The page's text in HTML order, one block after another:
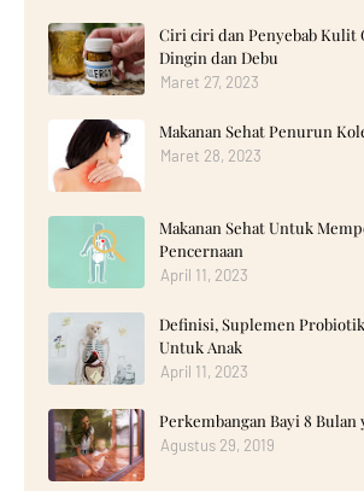
Ciri ciri dan Penyebab Kulit
Dingin dan Debu
Maret 27, 2023
Makanan Sehat Penurun
Maret 28, 2023
Makanan Sehat Untuk
Pencernaan
April 11, 2023
Definisi, Suplemen
Untuk Anak
April 11, 2023
Perkembangan Bayi 8 Bulan
Agustus 29, 2019